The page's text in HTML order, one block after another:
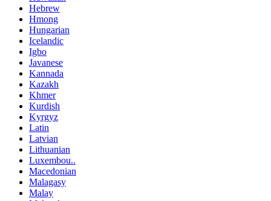
Hebrew
Hmong
Hungarian
Icelandic
Igbo
Javanese
Kannada
Kazakh
Khmer
Kurdish
Kyrgyz
Latin
Latvian
Lithuanian
Luxembou..
Macedonian
Malagasy
Malay